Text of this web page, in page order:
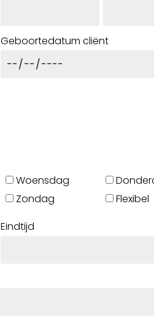
Geboortedatum cliënt
Woensdag
Zondag
Flexibel
Eindtijd